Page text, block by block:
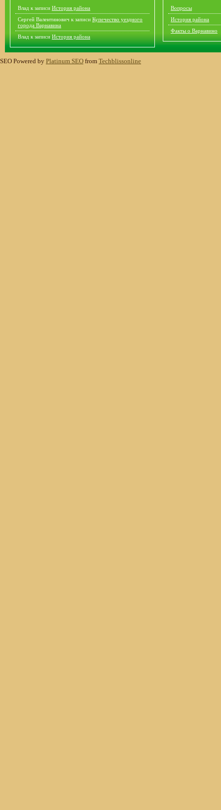
Влад к записи История района
Сергей Валентинович к записи Купечество уездного
города Варнавина
Влад к записи История района
Вопросы
История района
Факты о Варнавино
SEO Powered by Platinum SEO from Techblissonline